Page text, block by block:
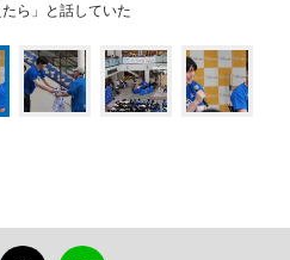
ら」と話していた